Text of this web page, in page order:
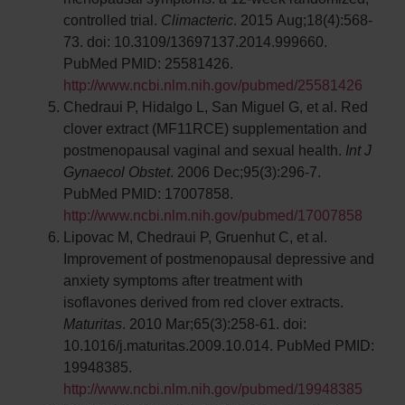
controlled trial. Climacteric. 2015 Aug;18(4):568-
73. doi: 10.3109/13697137.2014.999660.
PubMed PMID: 25581426.
http://www.ncbi.nlm.nih.gov/pubmed/25581426
Chedraui P, Hidalgo L, San Miguel G, et al. Red
clover extract (MF11RCE) supplementation and
postmenopausal vaginal and sexual health. Int J
Gynaecol Obstet. 2006 Dec;95(3):296-7.
PubMed PMID: 17007858.
http://www.ncbi.nlm.nih.gov/pubmed/17007858
Lipovac M, Chedraui P, Gruenhut C, et al.
Improvement of postmenopausal depressive and
anxiety symptoms after treatment with
isoflavones derived from red clover extracts.
Maturitas. 2010 Mar;65(3):258-61. doi:
10.1016/j.maturitas.2009.10.014. PubMed PMID:
19948385.
http://www.ncbi.nlm.nih.gov/pubmed/19948385